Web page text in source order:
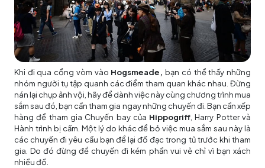
Khi đi qua cổng vòm vào Hogsmeade, bạn có thể thấy những
nhóm người tụ tập quanh các điểm tham quan khác nhau. Đừng
nán lại chụp ảnh vội, hãy để dành việc này cùng chương trình mua
sắm sau đó, bạn cần tham gia ngay những chuyến đi. Bạn cần xếp
hàng để tham gia Chuyến bay của Hippogriff, Harry Potter và
Hành trình bị cấm. Một lý do khác để bỏ việc mua sắm sau này là
các chuyến đi yêu cầu bạn để lại đồ đạc trong tủ trước khi tham
gia. Do đó đừng để chuyến đi kém phần vui vẻ chỉ vì bạn xách
nhiều đồ.